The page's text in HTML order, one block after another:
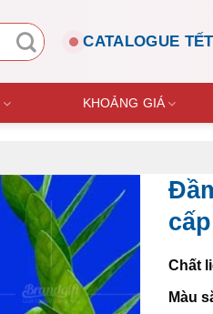
CATALOGUE
KHOẢNG GIÁ
Chất
Màu